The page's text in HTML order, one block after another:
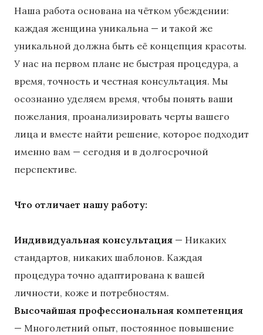
Наша работа основана на чётком убеждении:
каждая женщина уникальна — и такой же
уникальной должна быть её концепция красоты.
У нас на первом плане не быстрая процедура, а
время, точность и честная консультация. Мы
осознанно уделяем время, чтобы понять ваши
пожелания, проанализировать черты вашего
лица и вместе найти решение, которое подходит
именно вам — сегодня и в долгосрочной
перспективе.
Что отличает нашу работу:
Индивидуальная консультация — Никаких
стандартов, никаких шаблонов. Каждая
процедура точно адаптирована к вашей
личности, коже и потребностям.
Высочайшая профессиональная компетенция
— Многолетний опыт, постоянное повышение